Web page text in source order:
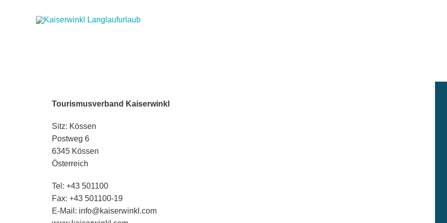
Tourismusverband Kaiserwinkl
Sitz: Kössen
Postweg 6
6345 Kössen
Österreich
Tel: +43 501100
Fax: +43 501100-19
E-Mail: info@kaiserwinkl.com